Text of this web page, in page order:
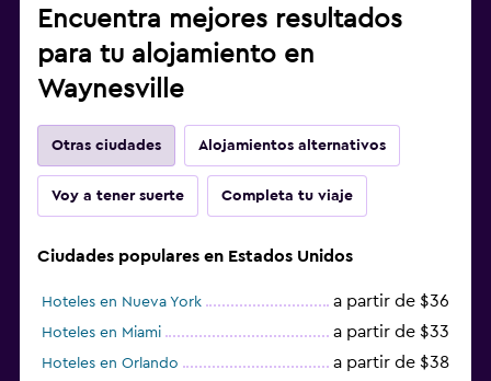
Encuentra mejores resultados
para tu alojamiento en
Waynesville
Otras ciudades Alojamientos alternativos
Voy a tener suerte Completa tu viaje
Ciudades populares en Estados Unidos
Hoteles en Nueva York a partir de $36
Hoteles en Miami a partir de $33
Hoteles en Orlando a partir de $38